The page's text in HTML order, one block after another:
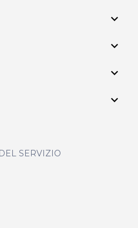
expand_more
expand_more
expand_more
expand_more
SERVIZIO